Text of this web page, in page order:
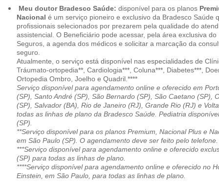
Meu doutor Bradesco Saúde: disponível para os planos
Nacional é um serviço pioneiro e exclusivo da Bradesco Saúde
profissionais selecionados por prezarem pela qualidade do
assistencial. O Beneficiário pode acessar, pela área exclusiva
Seguros, a agenda dos médicos e solicitar a marcação da
seguro.
Atualmente, o serviço está disponível nas especialidades de
Tráumato-ortopedia**, Cardiologia***, Coluna***, Diabetes***,
Ortopedia Ombro, Joelho e Quadril.****
Serviço disponível para agendamento online e oferecido em
(SP), Santo André (SP), São Bernardo (SP), São Caetano (SP),
(SP), Salvador (BA), Rio de Janeiro (RJ), Grande Rio (RJ) e
todas as linhas de plano da Bradesco Saúde. Pediatria
(SP).
**Serviço disponível para os planos Premium, Nacional Plus e
em São Paulo (SP). O agendamento deve ser feito pelo telefone.
***Serviço disponível para agendamento online e oferecido
(SP) para todas as linhas de plano.
****Serviço disponível para agendamento online e oferecido no
Einstein, em São Paulo, para todas as linhas de plano.